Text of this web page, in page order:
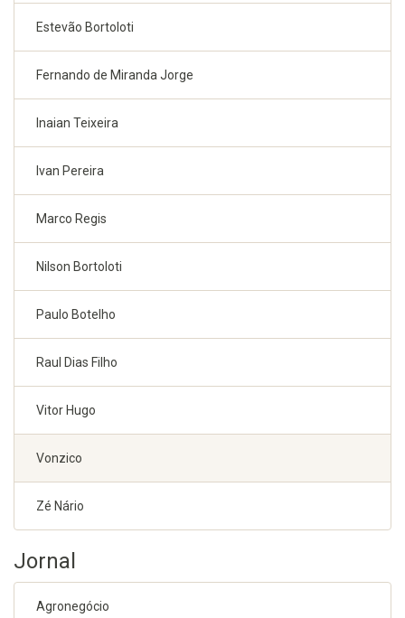
Estevão Bortoloti
Fernando de Miranda Jorge
Inaian Teixeira
Ivan Pereira
Marco Regis
Nilson Bortoloti
Paulo Botelho
Raul Dias Filho
Vitor Hugo
Vonzico
Zé Nário
Jornal
Agronegócio